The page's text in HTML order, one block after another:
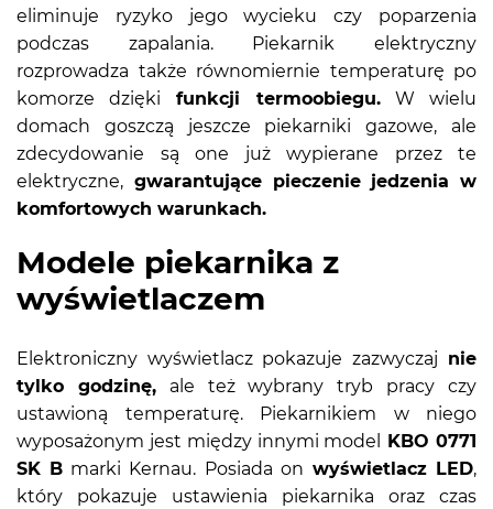
eliminuje ryzyko jego wycieku czy poparzenia
podczas zapalania. Piekarnik elektryczny
rozprowadza także równomiernie temperaturę po
komorze dzięki funkcji termoobiegu.W wielu
domach goszczą jeszcze piekarniki gazowe, ale
zdecydowanie są one już wypierane przez te
elektryczne, gwarantujące pieczenie jedzenia w
komfortowych warunkach.
Modele piekarnika z
wyświetlaczem
Elektroniczny wyświetlacz pokazuje zazwyczaj nie
tylko godzinę,ale też wybrany tryb pracy czy
ustawioną temperaturę. Piekarnikiem w niego
wyposażonym jest między innymi model
KBO 0771
SK B marki Kernau. Posiada on wyświetlacz LED,
który pokazuje ustawienia piekarnika oraz czas